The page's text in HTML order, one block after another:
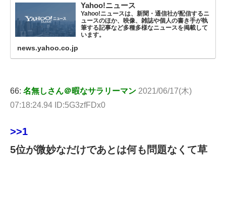
Yahoo!ニュース
Yahoo!ニュースは、新聞・通信社が配信するニ
ュースのほか、映像、雑誌や個人の書き手が執
筆する記事など多種多様なニュースを掲載して
います。
news.yahoo.co.jp
66: 名無しさん＠暇なサラリーマン 2021/06/17(木)
07:18:24.94 ID:5G3zfFDx0
>>1
5位が微妙なだけであとは何も問題なくて草